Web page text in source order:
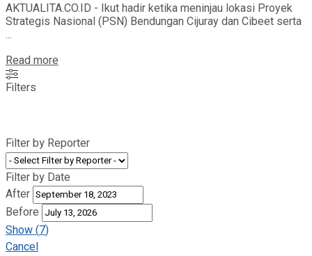
AKTUALITA.CO.ID - Ikut hadir ketika meninjau lokasi Proyek
Strategis Nasional (PSN) Bendungan Cijuray dan Cibeet serta
...
Read more
Filters
Filter by Reporter
Filter by Date
After
Before
Show(7)
Cancel